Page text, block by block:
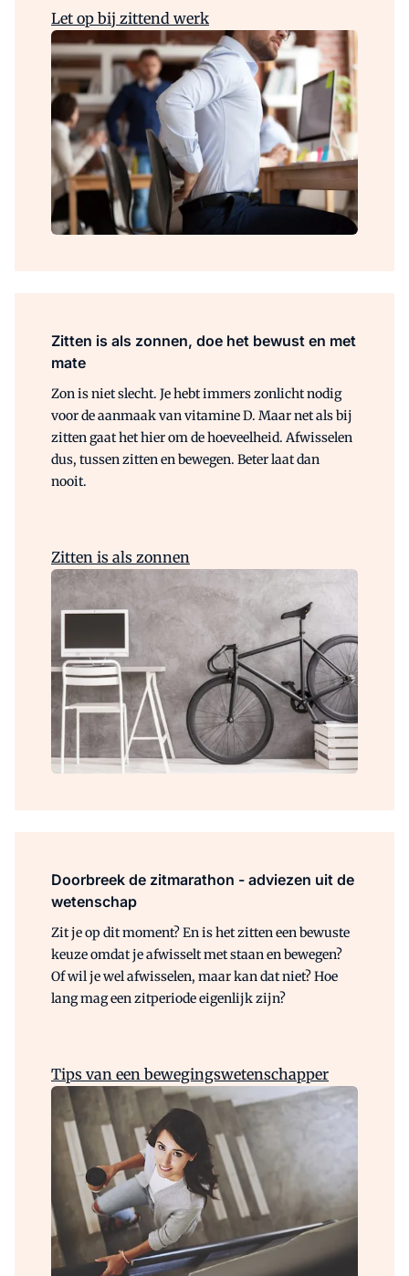
Let op bij zittend werk
Zitten is als zonnen, doe het bewust en met
mate
Zon is niet slecht. Je hebt immers zonlicht nodig
voor de aanmaak van vitamine D. Maar net als bij
zitten gaat het hier om de hoeveelheid. Afwisselen
dus, tussen zitten en bewegen. Beter laat dan
nooit.
Zitten is als zonnen
Doorbreek de zitmarathon - adviezen uit de
wetenschap
Zit je op dit moment? En is het zitten een bewuste
keuze omdat je afwisselt met staan en bewegen?
Of wil je wel afwisselen, maar kan dat niet? Hoe
lang mag een zitperiode eigenlijk zijn?
Tips van een bewegingswetenschapper